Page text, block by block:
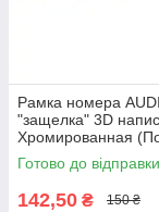
Рамка номера AUDI
"защелка" 3D напис
Хромированная
гибкий
Готово до відправки
142,50 ₴ 150 ₴